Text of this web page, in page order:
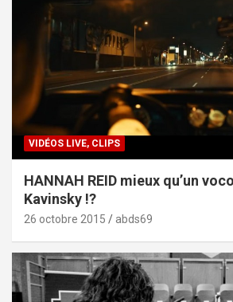
VIDÉOS LIVE, CLIPS
HANNAH REID mieux qu’un
Kavinsky !?
26 octobre 2015 abds69